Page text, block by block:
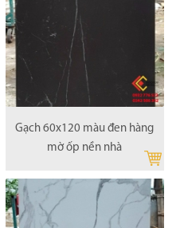
Gạch 60x120 màu đen hàng
mờ ốp nền nhà